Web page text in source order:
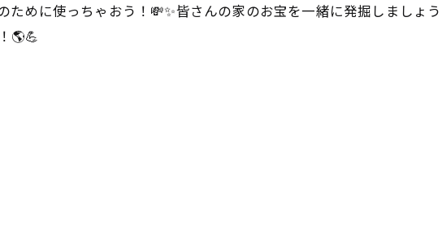
ために使っちゃおう！💸✨皆さんの家のお宝を一緒に発掘しましょ
🌎💪